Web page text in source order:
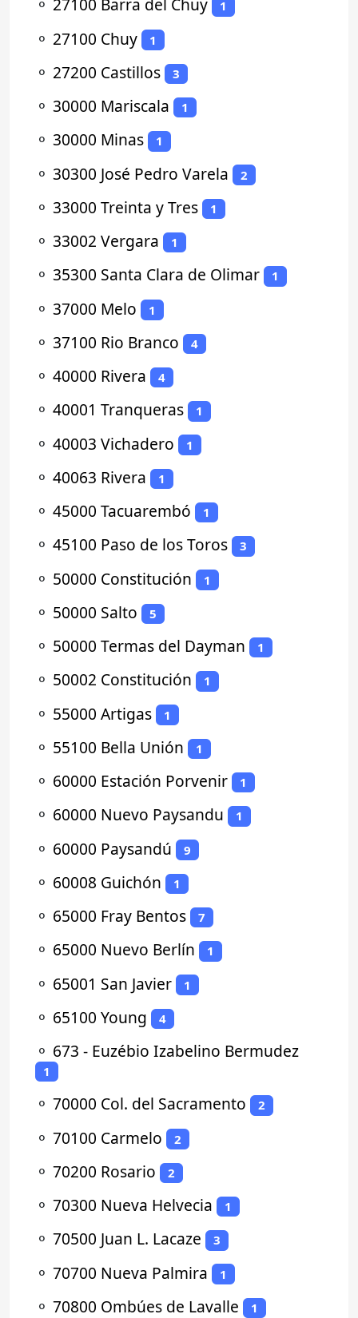
⚬ 27100 Barra del Chuy 1
⚬ 27100 Chuy 1
⚬ 27200 Castillos 3
⚬ 30000 Mariscala 1
⚬ 30000 Minas 1
⚬ 30300 José Pedro Varela 2
⚬ 33000 Treinta y Tres 1
⚬ 33002 Vergara 1
⚬ 35300 Santa Clara de Olimar 1
⚬ 37000 Melo 1
⚬ 37100 Rio Branco 4
⚬ 40000 Rivera 4
⚬ 40001 Tranqueras 1
⚬ 40003 Vichadero 1
⚬ 40063 Rivera 1
⚬ 45000 Tacuarembó 1
⚬ 45100 Paso de los Toros 3
⚬ 50000 Constitución 1
⚬ 50000 Salto 5
⚬ 50000 Termas del Dayman 1
⚬ 50002 Constitución 1
⚬ 55000 Artigas 1
⚬ 55100 Bella Unión 1
⚬ 60000 Estación Porvenir 1
⚬ 60000 Nuevo Paysandu 1
⚬ 60000 Paysandú 9
⚬ 60008 Guichón 1
⚬ 65000 Fray Bentos 7
⚬ 65000 Nuevo Berlín 1
⚬ 65001 San Javier 1
⚬ 65100 Young 4
⚬ 673 - Euzébio Izabelino Bermudez
1
⚬ 70000 Col. del Sacramento 2
⚬ 70100 Carmelo 2
⚬ 70200 Rosario 2
⚬ 70300 Nueva Helvecia 1
⚬ 70500 Juan L. Lacaze 3
⚬ 70700 Nueva Palmira 1
⚬ 70800 Ombúes de Lavalle 1